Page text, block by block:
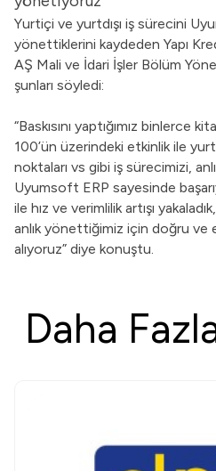
Yurtiçi ve yurtdışı iş sürecini
yönettiklerini kaydeden Yapı
AŞ Mali ve İdari İşler Bölüm
şunları söyledi:
“Baskısını yaptığımız binlerce
100’ün üzerindeki etkinlik ile
noktaları vs gibi iş sürecimizi,
Uyumsoft ERP sayesinde
ile hız ve verimlilik artışı
anlık yönettiğimiz için doğru ve
alıyoruz” diye konuştu.
Daha